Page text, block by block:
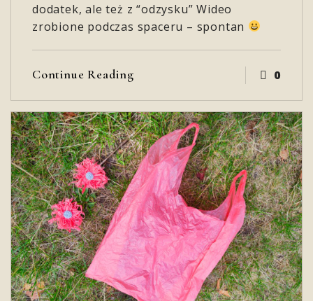
dodatek, ale też z “odzysku” Wideo
zrobione podczas spaceru – spontan
Continue Reading 0